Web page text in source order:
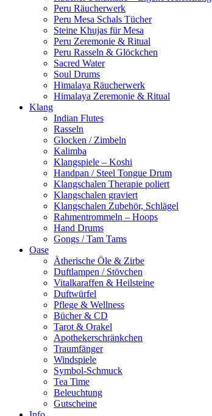
Peru Räucherwerk
Peru Mesa Schals Tücher
Steine Khujas für Mesa
Peru Zeremonie & Ritual
Peru Rasseln & Glöckchen
Sacred Water
Soul Drums
Himalaya Räucherwerk
Himalaya Zeremonie & Ritual
Klang
Indian Flutes
Rasseln
Glocken / Zimbeln
Kalimba
Klangspiele – Koshi
Handpan / Steel Tongue Drum
Klangschalen Therapie poliert
Klangschalen graviert
Klangschalen Zubehör, Schlägel
Rahmentrommeln – Hoops
Hand Drums
Gongs / Tam Tams
Oase
Ätherische Öle & Zirbe
Duftlampen / Stövchen
Vitalkaraffen & Heilsteine
Duftwürfel
Pflege & Wellness
Bücher & CD
Tarot & Orakel
Apothekerschränkchen
Traumfänger
Windspiele
Symbol-Schmuck
Tea Time
Beleuchtung
Gutscheine